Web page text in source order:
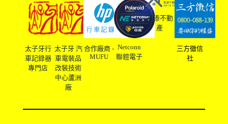
太子牙行
車記錄器
專門店
太子牙 汽
車電裝品
改裝技術
中心蘆洲
廠
合作廠商 -
MUFU
Netconn
聯鎧電子
友溙不動
產
三方徵信
社